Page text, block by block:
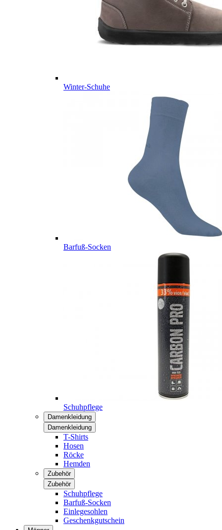
Winter-Schuhe
Barfuß-Socken
Schuhpflege
Damenkleidung
Damenkleidung
T-Shirts
Hosen
Röcke
Hemden
Zubehör
Zubehör
Schuhpflege
Barfuß-Socken
Einlegesohlen
Geschenkgutschein